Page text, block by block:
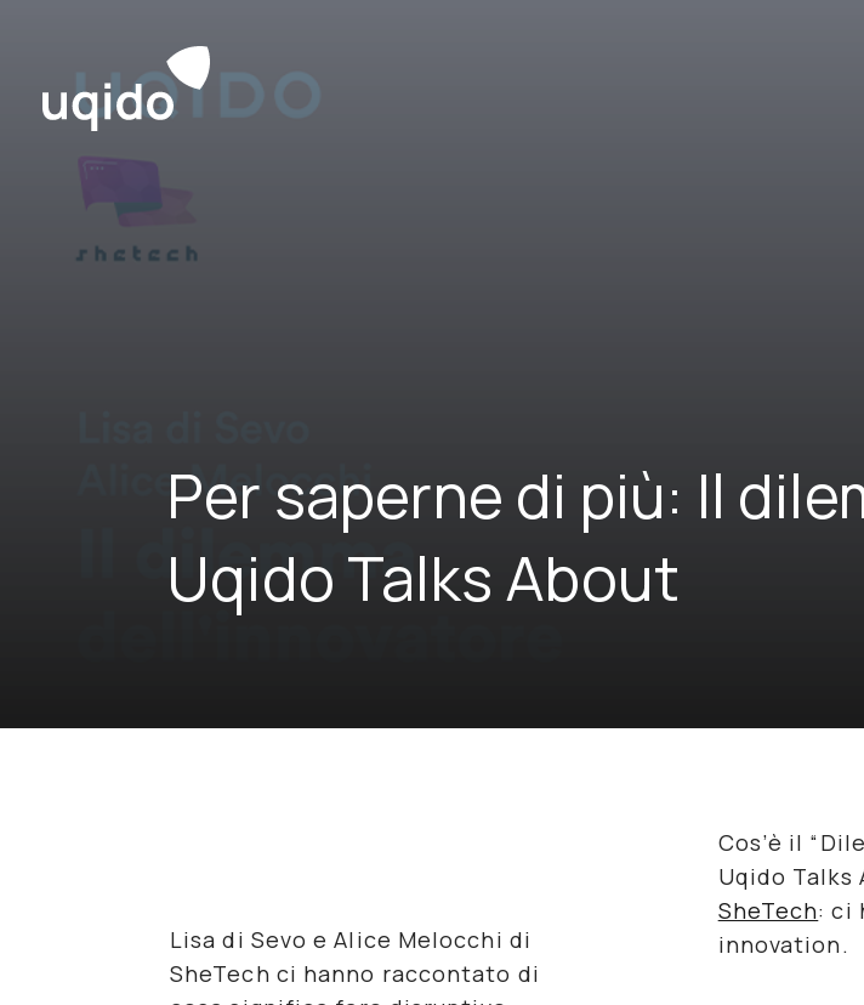
Per saperne di più: Il
Uqido Talks About
Lisa di Sevo e Alice Melocchi di
SheTech ci hanno raccontato di
Cos’è il “
Uqido Talks
SheTech: ci
innovation.